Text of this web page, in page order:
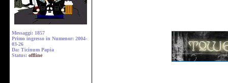
Messaggi: 1857
Primo ingresso in Numenor: 2004-
03-26
Da: Ticinum Papia
Status: offline